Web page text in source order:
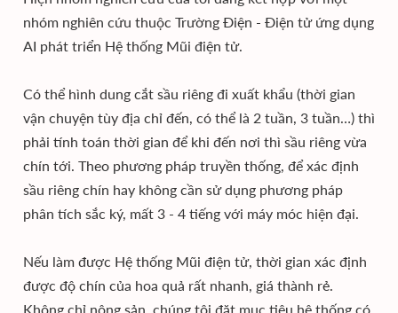
nhóm nghiên cứu thuộc Trường Điện - Điện tử ứng dụng
AI phát triển Hệ thống Mũi điện tử.
Có thể hình dung cắt sầu riêng đi xuất khẩu (thời gian
vận chuyện tùy địa chỉ đến, có thể là 2 tuần, 3 tuần…) thì
phải tính toán thời gian để khi đến nơi thì sầu riêng vừa
chín tới. Theo phương pháp truyền thống, để xác định
sầu riêng chín hay không cần sử dụng phương pháp
phân tích sắc ký, mất 3 - 4 tiếng với máy móc hiện đại.
Nếu làm được Hệ thống Mũi điện tử, thời gian xác định
được độ chín của hoa quả rất nhanh, giá thành rẻ.
Không chỉ nông sản, chúng tôi đặt mục tiêu hệ thống có